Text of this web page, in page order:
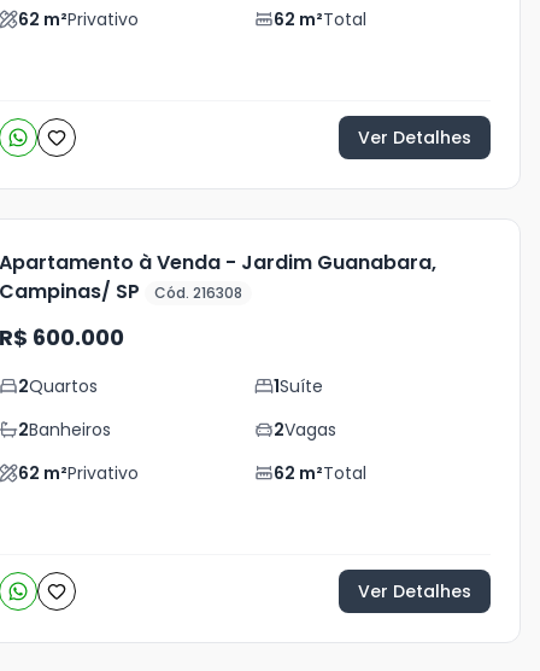
62 m²Privativo 62 m²Total
Ver Detalhes
Apartamento à Venda - Jardim Guanabara,
Campinas/ SP
Cód. 216308
R$ 600.000
2Quartos 1Suíte
2Banheiros 2Vagas
62 m²Privativo 62 m²Total
Ver Detalhes